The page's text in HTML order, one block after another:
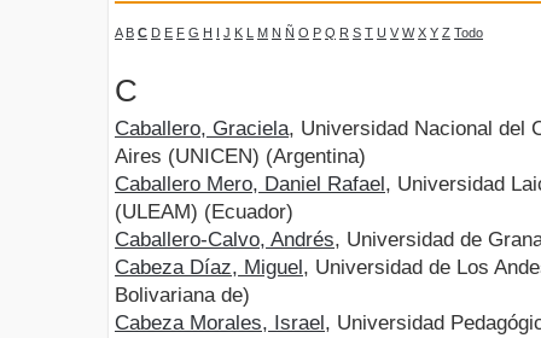
A B C D E F G H I J K L M N Ñ O P Q R S T U V W X Y Z Todo
C
Caballero, Graciela, Universidad Nacional del
Aires (UNICEN) (Argentina)
Caballero Mero, Daniel Rafael , Universidad
(ULEAM) (Ecuador)
Caballero-Calvo, Andrés, Universidad de
Cabeza Díaz, Miguel , Universidad de Los
Bolivariana de)
Cabeza Morales, Israel , Universidad